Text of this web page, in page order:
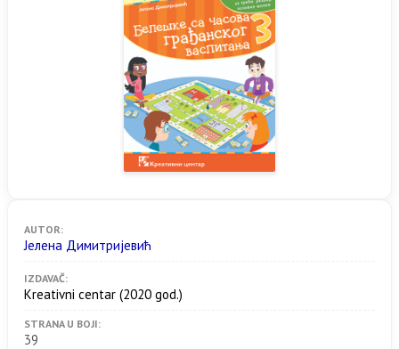
AUTOR:
Јелена Димитријевић
IZDAVAČ:
Kreativni centar (2020 god.)
STRANA U BOJI:
39